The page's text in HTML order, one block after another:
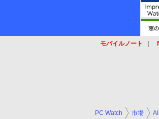
モバイルノート
PC Watch 市場 AI